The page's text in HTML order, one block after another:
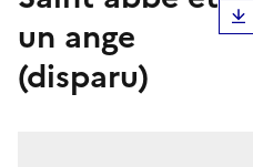
un ange
(disparu)